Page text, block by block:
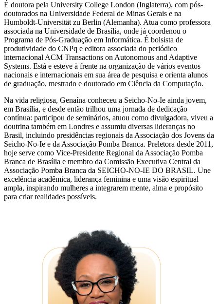
É doutora pela University College London (Inglaterra), com pós-
doutorados na Universidade Federal de Minas Gerais e na
Humboldt-Universität zu Berlin (Alemanha). Atua como professora
associada na Universidade de Brasília, onde já coordenou o
Programa de Pós-Graduação em Informática. É bolsista de
produtividade do CNPq e editora associada do periódico
internacional ACM Transactions on Autonomous and Adaptive
Systems. Está e esteve à frente na organização de vários eventos
nacionais e internacionais em sua área de pesquisa e orienta alunos
de graduação, mestrado e doutorado em Ciência da Computação.
Na vida religiosa, Genaína conheceu a Seicho-No-Ie ainda jovem,
em Brasília, e desde então trilhou uma jornada de dedicação
contínua: participou de seminários, atuou como divulgadora, viveu a
doutrina também em Londres e assumiu diversas lideranças no
Brasil, incluindo presidências regionais da Associação dos Jovens da
Seicho-No-Ie e da Associação Pomba Branca. Preletora desde 2011,
hoje serve como Vice-Presidente Regional da Associação Pomba
Branca de Brasília e membro da Comissão Executiva Central da
Associação Pomba Branca da SEICHO-NO-IE DO BRASIL. Une
excelência acadêmica, liderança feminina e uma visão espiritual
ampla, inspirando mulheres a integrarem mente, alma e propósito
para criar realidades possíveis.